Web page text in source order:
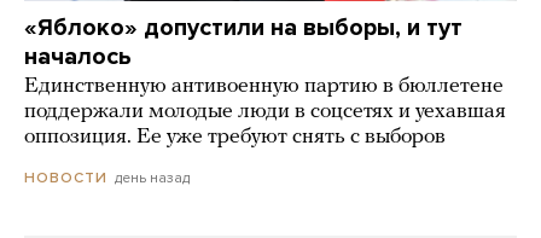
«Яблоко» допустили на выборы, и тут
началось
Единственную антивоенную партию в бюллетене
поддержали молодые люди в соцсетях и уехавшая
оппозиция. Ее уже требуют снять с выборов
НОВОСТИ день назад